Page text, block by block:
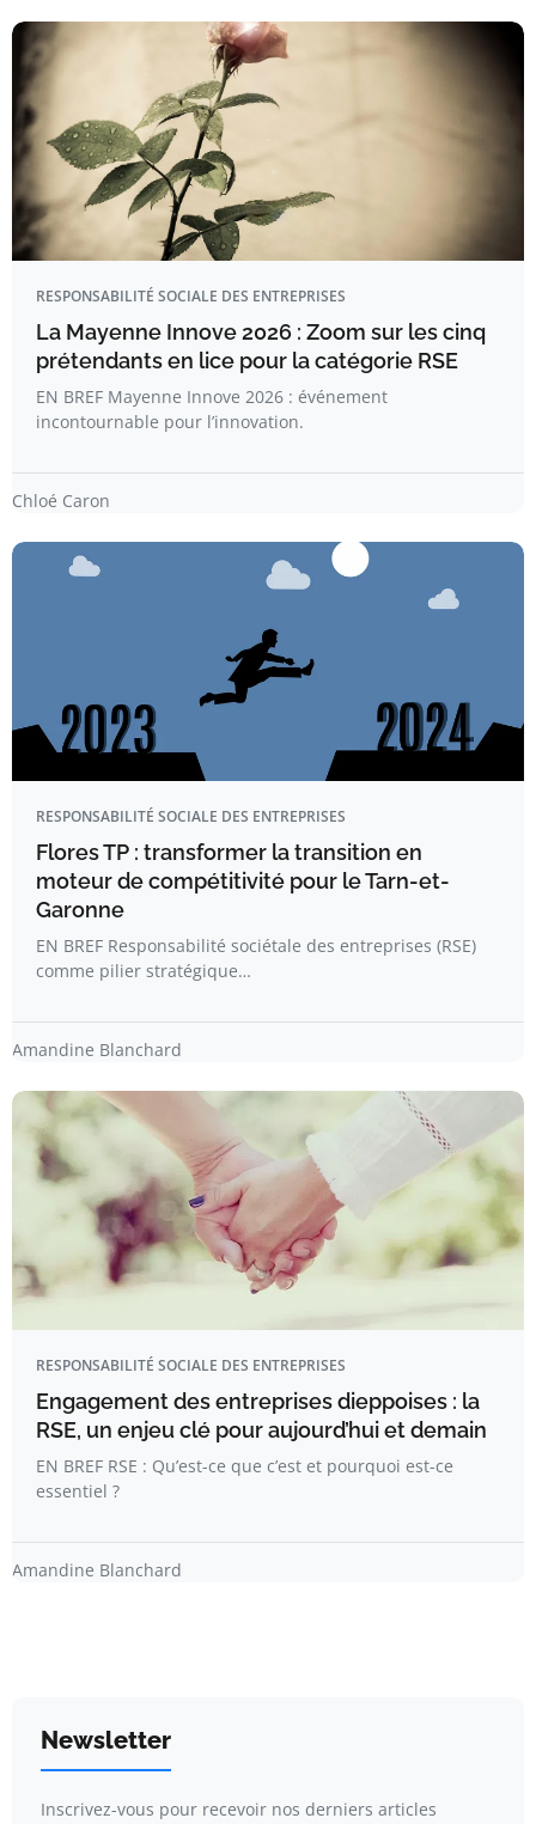
RESPONSABILITÉ SOCIALE DES ENTREPRISES
La Mayenne Innove 2026 : Zoom sur les cinq
prétendants en lice pour la catégorie RSE
EN BREF Mayenne Innove 2026 : événement
incontournable pour l’innovation.
Chloé Caron
RESPONSABILITÉ SOCIALE DES ENTREPRISES
Flores TP : transformer la transition en
moteur de compétitivité pour le Tarn-et-
Garonne
EN BREF Responsabilité sociétale des entreprises (RSE)
comme pilier stratégique…
Amandine Blanchard
RESPONSABILITÉ SOCIALE DES ENTREPRISES
Engagement des entreprises dieppoises : la
RSE, un enjeu clé pour aujourd’hui et demain
EN BREF RSE : Qu’est-ce que c’est et pourquoi est-ce
essentiel ?
Amandine Blanchard
Newsletter
Inscrivez-vous pour recevoir nos derniers articles